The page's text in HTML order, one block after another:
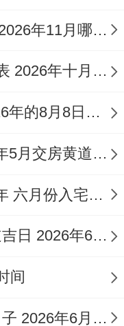
十号
神
寅不祭祀神鬼
出行、会亲
2026十一月订婚的好日子 2026年11月哪天订婚好
2026年10月动土吉日一览表 2026年十月六日能动土吗
2026年的8月黄道吉日 2026年的8月8日是星期几
2026年5月收房吉日 2026年5月交房黄道吉日
六月份入宅黄道吉日2026年 六月份入宅黄道吉日查询
2026年7月适合动土的黄道吉日 2026年6月动土的黄道吉日
间
2026年4月乔迁新居的好日子 2026年6月乔迁入宅最好的日子